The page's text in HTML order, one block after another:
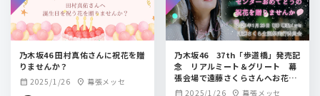
乃木坂46 田村真佑さんに祝花を贈
りませんか？
calendar_month 2025/1/26 location_on 幕張メッセ
乃木坂46 37th「歩道橋」発売記
念 リアルミート＆グリート 幕
張会場で遠藤さくらさんへお花を
一緒に贈りませんか
calendar_month 2025/1/26 location_on 幕張メッセ